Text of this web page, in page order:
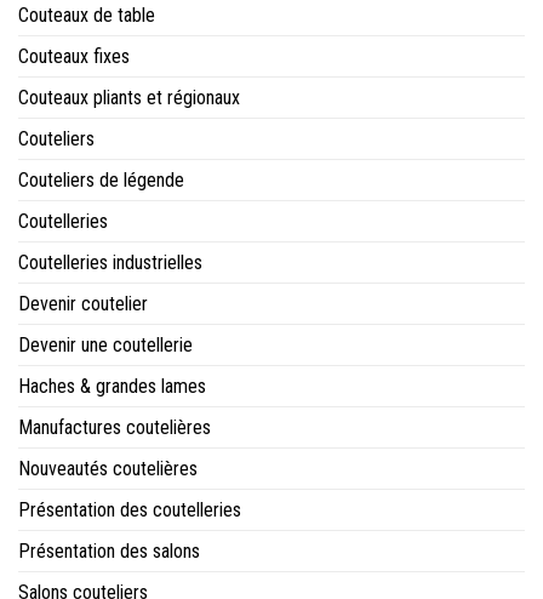
Couteaux de table
Couteaux fixes
Couteaux pliants et régionaux
Couteliers
Couteliers de légende
Coutelleries
Coutelleries industrielles
Devenir coutelier
Devenir une coutellerie
Haches & grandes lames
Manufactures coutelières
Nouveautés coutelières
Présentation des coutelleries
Présentation des salons
Salons couteliers